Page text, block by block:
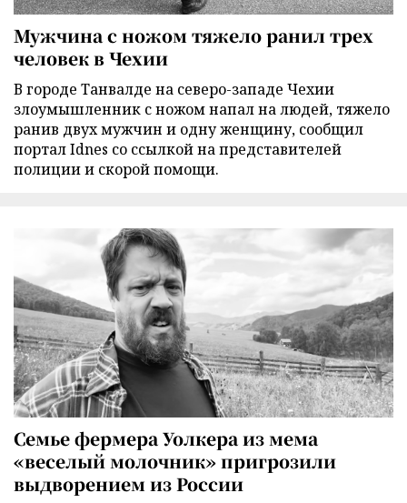
Мужчина с ножом тяжело ранил трех
человек в Чехии
В городе Танвалде на северо-западе Чехии
злоумышленник с ножом напал на людей, тяжело
ранив двух мужчин и одну женщину, сообщил
портал Idnes со ссылкой на представителей
полиции и скорой помощи.
Семье фермера Уолкера из мема
«веселый молочник» пригрозили
выдворением из России